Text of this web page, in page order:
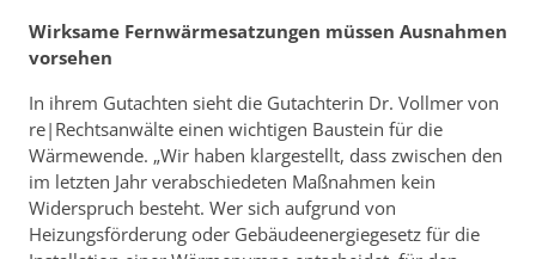
Wirksame Fernwärmesatzungen müssen Ausnahmen
vorsehen
In ihrem Gutachten sieht die Gutachterin Dr. Vollmer von
re|Rechtsanwälte einen wichtigen Baustein für die
Wärmewende. „Wir haben klargestellt, dass zwischen den
im letzten Jahr verabschiedeten Maßnahmen kein
Widerspruch besteht. Wer sich aufgrund von
Heizungsförderung oder Gebäudeenergiegesetz für die